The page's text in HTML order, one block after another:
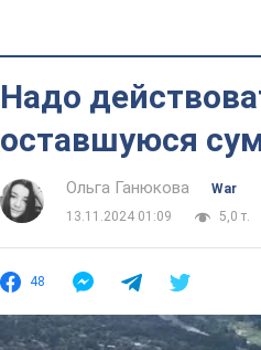
Надо
оставшуюся
Ольга Ганюкова
War
13.11.2024 01:09
5,0 т.
48